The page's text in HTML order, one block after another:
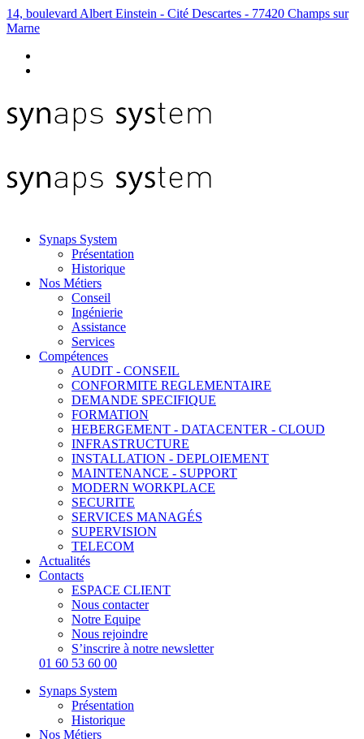
14, boulevard Albert Einstein - Cité Descartes - 77420 Champs sur
Marne
Synaps System
Présentation
Historique
Nos Métiers
Conseil
Ingénierie
Assistance
Services
Compétences
AUDIT - CONSEIL
CONFORMITE REGLEMENTAIRE
DEMANDE SPECIFIQUE
FORMATION
HEBERGEMENT - DATACENTER - CLOUD
INFRASTRUCTURE
INSTALLATION - DEPLOIEMENT
MAINTENANCE - SUPPORT
MODERN WORKPLACE
SECURITE
SERVICES MANAGÉS
SUPERVISION
TELECOM
Actualités
Contacts
ESPACE CLIENT
Nous contacter
Notre Equipe
Nous rejoindre
S’inscrire à notre newsletter
01 60 53 60 00
Synaps System
Présentation
Historique
Nos Métiers